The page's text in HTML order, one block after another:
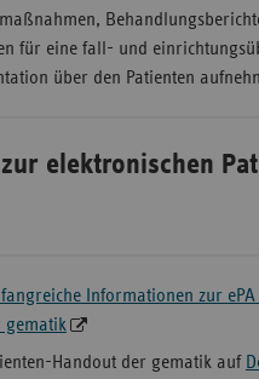
für eine fall- und
über den Patienten
elektronischen
Informationen zur
gematik
Handout der gematik auf